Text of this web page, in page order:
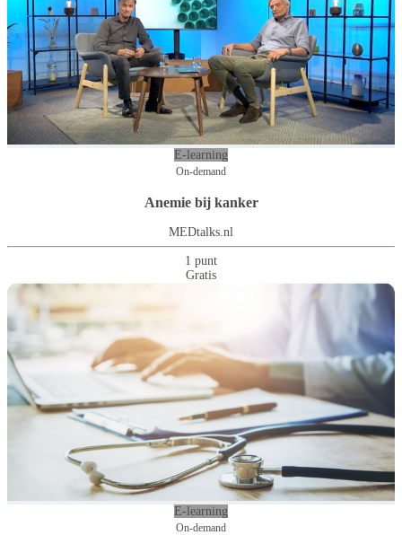
E-learning
On-demand
Anemie bij kanker
MEDtalks.nl
1 punt
Gratis
E-learning
On-demand